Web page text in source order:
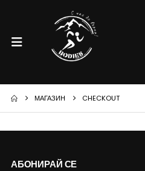
МАГАЗИН CHECKOUT
АБОНИРАЙ СЕ